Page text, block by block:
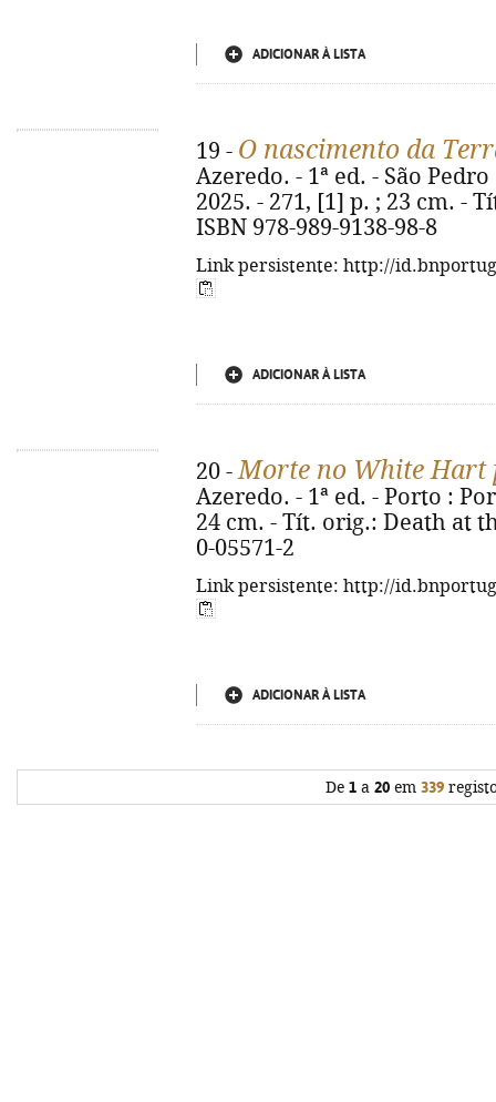
ADICIONAR À LISTA
19 - O nascimento da
Azeredo. - 1ª ed. - São
2025. - 271, [1] p. ; 23 cm. -
ISBN 978-989-9138-98-8
Link persistente: http://
ADICIONAR À LISTA
20 -Morte no White Hart
Azeredo. - 1ª ed. - Porto :
24 cm. - Tít. orig.: Death at
0-05571-2
Link persistente: http://
ADICIONAR À LISTA
De 1 a 20 em 339